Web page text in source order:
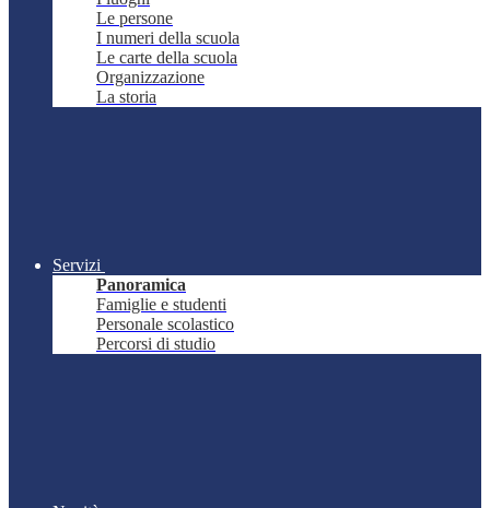
Le persone
I numeri della scuola
Le carte della scuola
Organizzazione
La storia
Servizi
Panoramica
Famiglie e studenti
Personale scolastico
Percorsi di studio